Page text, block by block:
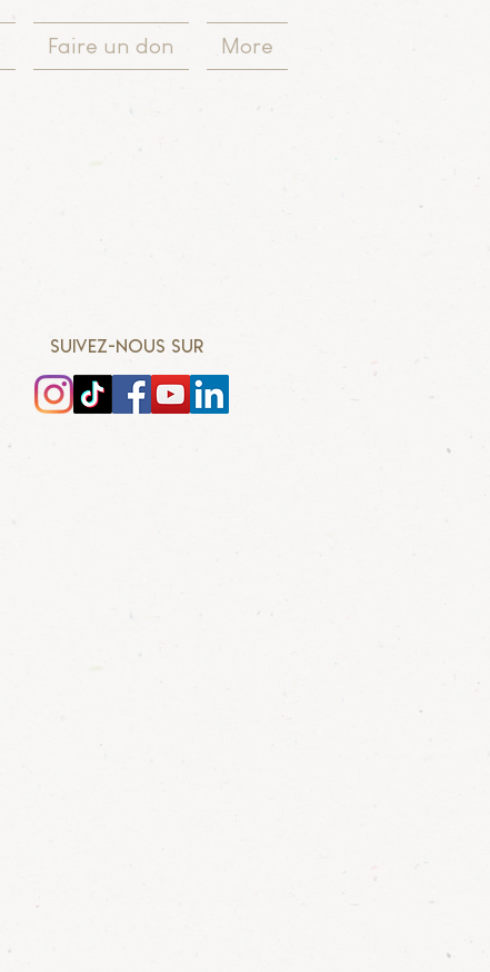
Faire un don More
SUIVEZ-NOUS SUR